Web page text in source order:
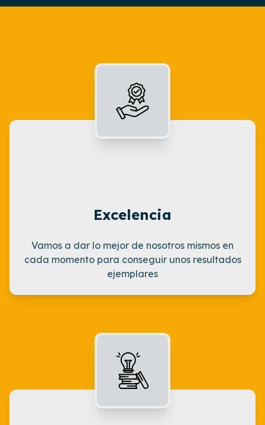
Excelencia
Vamos a dar lo mejor de nosotros mismos en
cada momento para conseguir unos resultados
ejemplares